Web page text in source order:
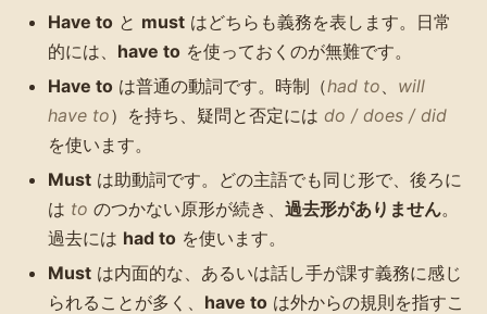
Have to と must はどちらも義務を表します。日常
的には、 have to を使っておくのが無難です。
Have to は普通の動詞です。時制（had to
will
have to）を持ち、疑問と否定には do / does / did
を使います。
Must は助動詞です。どの主語でも同じ形で、後ろに
は to のつかない原形が続き、 過去形がありません。
過去には had to を使います。
Must は内面的な、あるいは話し手が課す義務に感じ
られることが多く、 have to は外からの規則を指すこ